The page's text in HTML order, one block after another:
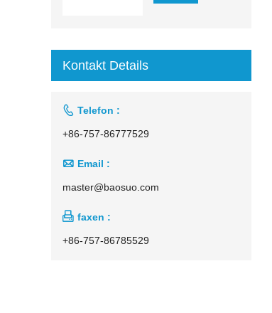
Kontakt Details
 Telefon :
+86-757-86777529
 Email :
master@baosuo.com
 faxen :
+86-757-86785529